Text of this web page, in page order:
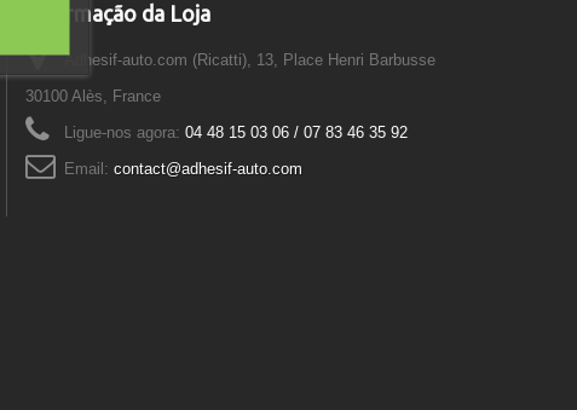
Informação da Loja
Adhesif-auto.com (Ricatti), 13, Place Henri Barbusse
30100 Alès, France
Ligue-nos agora: 04 48 15 03 06 / 07 83 46 35 92
Email: contact@adhesif-auto.com